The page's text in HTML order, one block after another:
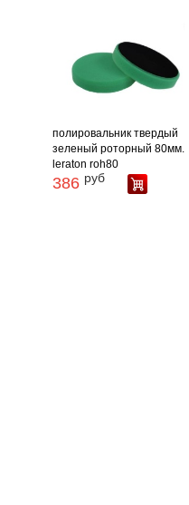
полировальник твердый
зеленый роторный 80мм.
leraton roh80
386 руб